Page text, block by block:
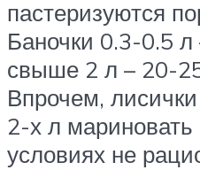
пастеризуются
Баночки 0.3-0.5
свыше 2 л – 20-
Впрочем,
2-х л
условиях не